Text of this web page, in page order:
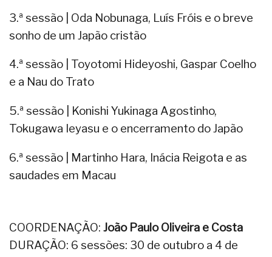
3.ª sessão | Oda Nobunaga, Luís Fróis e o breve
sonho de um Japão cristão
4.ª sessão | Toyotomi Hideyoshi, Gaspar Coelho
e a Nau do Trato
5.ª sessão | Konishi Yukinaga Agostinho,
Tokugawa Ieyasu e o encerramento do Japão
6.ª sessão | Martinho Hara, Inácia Reigota e as
saudades em Macau
COORDENAÇÃO: João Paulo Oliveira e Costa
DURAÇÃO: 6 sessões: 30 de outubro a 4 de